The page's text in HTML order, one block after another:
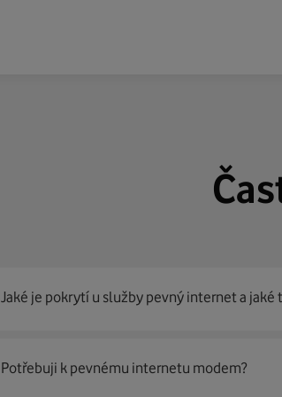
Jaké je pokrytí u služby pevný internet a
Pevný internet můžeme nabídnout99 %
Potřebuji k pevnému internetu modem?